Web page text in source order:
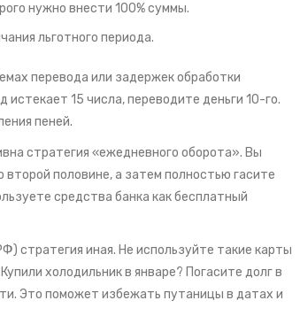
нужно внести 100% суммы.
льготного периода.
перевода или задержек обработки
15 числа, переводите деньги 10-го.
пеней.
стратегия «ежедневного оборота». Вы
половине, а затем полностью гасите
средства банка как бесплатный
стратегия иная. Не используйте такие карты
холодильник в январе? Погасите долг в
Это поможет избежать путаницы в датах и